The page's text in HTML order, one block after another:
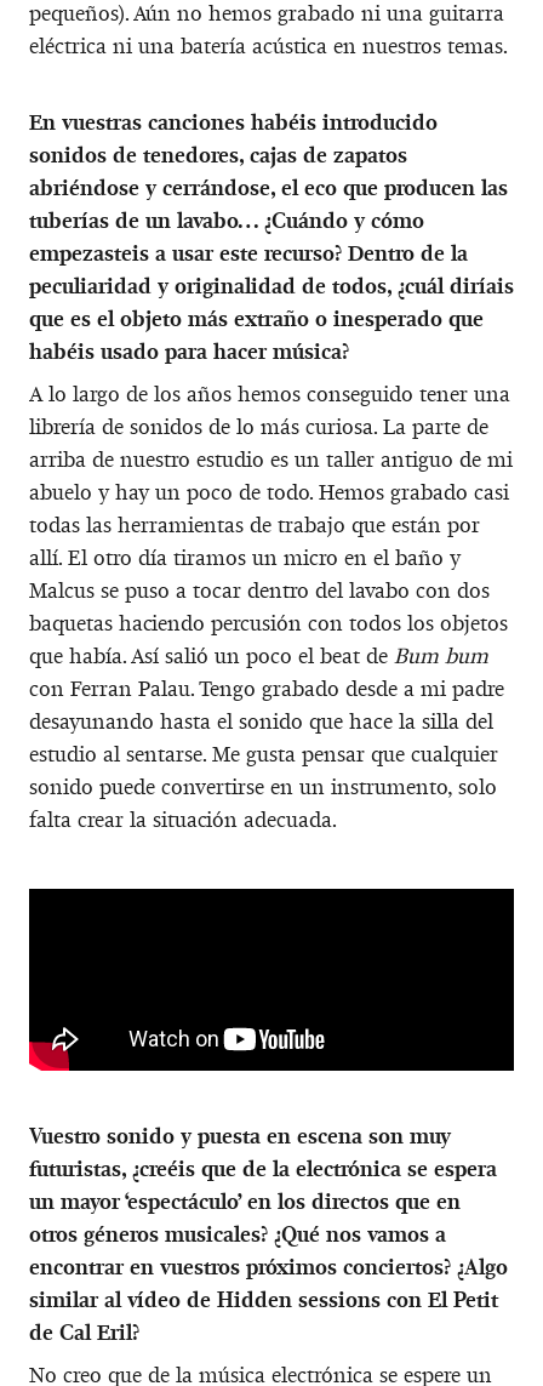
pequeños). Aún no hemos grabado ni una guitarra
eléctrica ni una batería acústica en nuestros temas.
En vuestras canciones habéis introducido
sonidos de tenedores, cajas de zapatos
abriéndose y cerrándose, el eco que producen las
tuberías de un lavabo… ¿Cuándo y cómo
empezasteis a usar este recurso? Dentro de la
peculiaridad y originalidad de todos, ¿cuál diríais
que es el objeto más extraño o inesperado que
habéis usado para hacer música?
A lo largo de los años hemos conseguido tener una
librería de sonidos de lo más curiosa. La parte de
arriba de nuestro estudio es un taller antiguo de mi
abuelo y hay un poco de todo. Hemos grabado casi
todas las herramientas de trabajo que están por
allí. El otro día tiramos un micro en el baño y
Malcus se puso a tocar dentro del lavabo con dos
baquetas haciendo percusión con todos los objetos
que había. Así salió un poco el beat de Bum bum
con Ferran Palau. Tengo grabado desde a mi padre
desayunando hasta el sonido que hace la silla del
estudio al sentarse. Me gusta pensar que cualquier
sonido puede convertirse en un instrumento, solo
falta crear la situación adecuada.
Vuestro sonido y puesta en escena son muy
futuristas, ¿creéis que de la electrónica se espera
un mayor ‘espectáculo’ en los directos que en
otros géneros musicales? ¿Qué nos vamos a
encontrar en vuestros próximos conciertos? ¿Algo
similar al vídeo de Hidden sessions con El Petit
de Cal Eril?
No creo que de la música electrónica se espere un